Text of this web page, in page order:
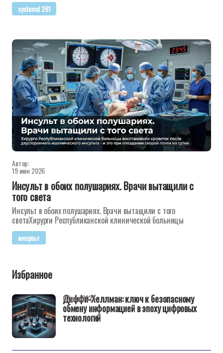
systemd 261
Автор:
19 июн 2026
Инсульт в обоих полушариях. Врачи вытащили с
того света
Инсульт в обоих полушариях. Врачи вытащили с того
светаХирурги Республиканской клинической больницы
инсульт
Избранное
Диффи-Хеллман: ключ к безопасному
обмену информацией в эпоху цифровых
технологий
07 ноя 2025